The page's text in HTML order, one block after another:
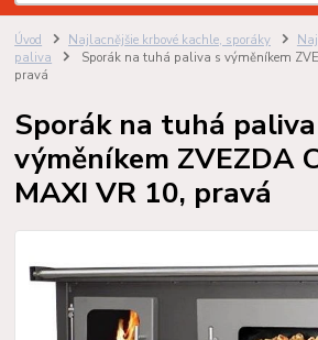
Úvod Najlacnějšie krbové kachle, sporáky
paliva
Sporák na tuhá paliva s výměníkem
pravá
Sporák na tuhá
výměníkem ZVEZDA
MAXI VR 10, pravá